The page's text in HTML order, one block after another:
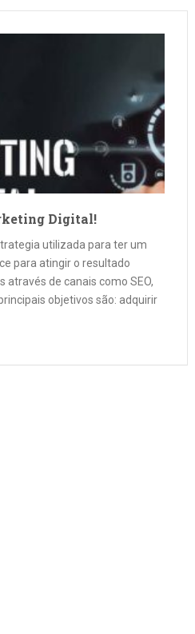
Digital!
utilizada para ter um
para atingir o resultado
através de canais como SEO,
objetivos são: adquirir
e se conectar com o